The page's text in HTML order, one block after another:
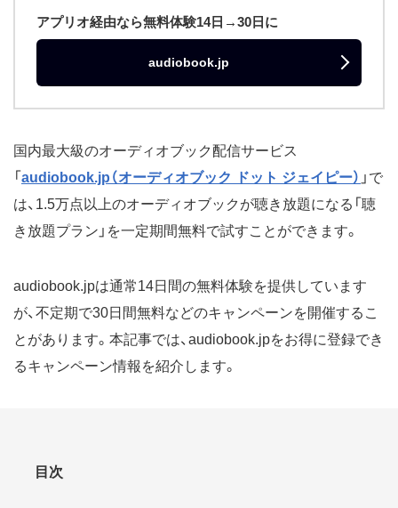
アプリオ経由なら無料体験14日→30日に
audiobook.jp
国内最大級のオーディオブック配信サービス
「 audiobook.jp（オーディオブック ドット ジェイピー） 」で
は、1.5万点以上のオーディオブックが聴き放題になる「聴
き放題プラン」を一定期間無料で試すことができます。
audiobook.jpは通常14日間の無料体験を提供しています
が、不定期で30日間無料などのキャンペーンを開催するこ
とがあります。本記事では、audiobook.jpをお得に登録でき
るキャンペーン情報を紹介します。
目次